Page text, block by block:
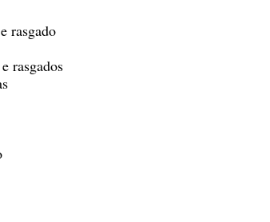
rasgado
rasgados